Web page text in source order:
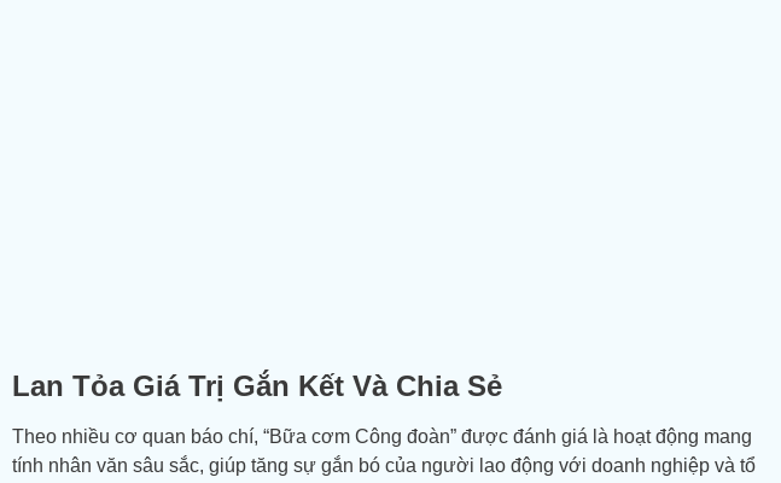
Lan Tỏa Giá Trị Gắn Kết Và Chia Sẻ
Theo nhiều cơ quan báo chí, “Bữa cơm Công đoàn” được đánh giá là hoạt động mang
tính nhân văn sâu sắc, giúp tăng sự gắn bó của người lao động với doanh nghiệp và tổ